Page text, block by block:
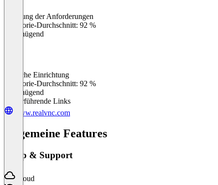
Erfüllung der Anforderungen
Kategorie-Durchschnitt: 92 %
Ungenügend
Einfache Einrichtung
Kategorie-Durchschnitt: 92 %
Ungenügend
Weiterführende Links
www.realvnc.com
Allgemeine Features
Setup & Support
Cloud